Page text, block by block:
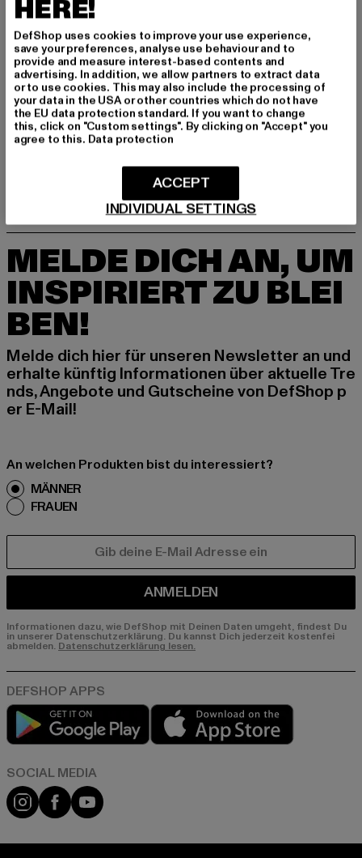
GRÖSSE & PASSFORM
PFLEGEHINWEISE
LIEFERUNG & RÜCKGABE
MELDE DICH AN, UM
INSPIRIERT ZU BLEI
BEN!
Melde dich hier für unseren Newsletter an und
erhalte künftig Informationen über aktuelle Tre
nds, Angebote und Gutscheine von DefShop p
er E-Mail!
An welchen Produkten bist du interessiert?
MÄNNER
FRAUEN
ANMELDEN
Informationen dazu, wie DefShop mit Deinen Daten umgeht, findest Du
in unserer Datenschutzerklärung. Du kannst Dich jederzeit kostenfei
abmelden. Datenschutzerklärung lesen.
Play market
Instagram
FacebookYouTube
HERE!
DefShop uses cookies to improve your use experience,
save your preferences, analyse use behaviour and to
provide and measure interest-based contents and
advertising. In addition, we allow partners to extract data
or to use cookies. This may also include the processing of
your data in the USA or other countries which do not have
the EU data protection standard. If you want to change
this, click on "Custom settings". By clicking on "Accept" you
agree to this. Data protection
INDIVIDUAL SETTINGS
ACCEPT